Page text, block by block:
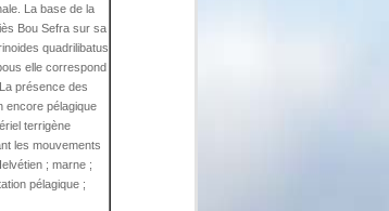
La base de la
Bou Sefra sur sa
quadrilibatus
elle correspond
présence des
encore pélagique
terrigène
les mouvements
; marne ;
pélagique ;